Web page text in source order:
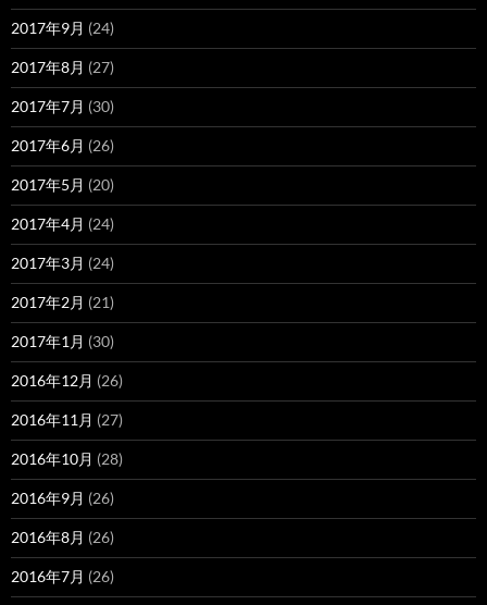
2017年9月 (24)
2017年8月 (27)
2017年7月 (30)
2017年6月 (26)
2017年5月 (20)
2017年4月 (24)
2017年3月 (24)
2017年2月 (21)
2017年1月 (30)
2016年12月 (26)
2016年11月 (27)
2016年10月 (28)
2016年9月 (26)
2016年8月 (26)
2016年7月 (26)